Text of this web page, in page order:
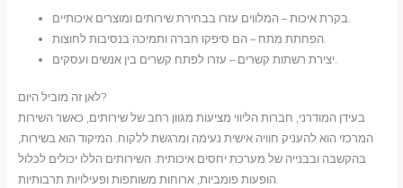
בקרת איכות – המלווים עזרו בבחירת שירותים ומוצרים איכותיים.
הפחתת מתח – הם סיפקו חברה ותמיכה בנסיבות לחוצות.
יצירת רשתות קשרים – עזרו לפתח קשרים בין אנשים ועסקים.
לאן זה מוביל היום?
בעידן המודרני, חברות הליווי מציעות מגוון רחב של שירותים, כאשר השירות
המרכזי הוא להעניק חוויה אישית נעימה ומרגשת ללקוח. המיקוד הוא בשירות,
בהקשבה ובבנייה של מערכת יחסים איכותית. השירותים הללו יכולים לכלול
הופעות פומביות, ארוחות משותפות ופעילויות תרבותיות.